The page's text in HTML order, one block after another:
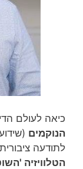
כיאה לעולם
הנוקמים
לתודעה
הטלוויזיה